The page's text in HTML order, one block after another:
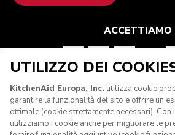
ACCETTIAMO
SEGUICI
UTILIZZO DEI
KitchenAid Europa, Inc. utilizza cookie
garantire la funzionalità del sito e offrire
ottimale (cookie strettamente necessari). Con
utilizziamo i cookie anche per migliorare le